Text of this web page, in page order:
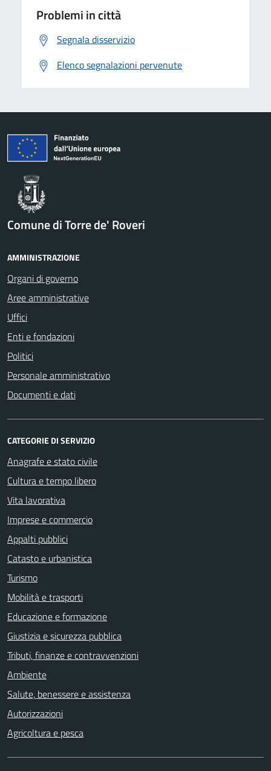
Problemi in città
Segnala disservizio
Elenco segnalazioni pervenute
Comune di Torre de' Roveri
AMMINISTRAZIONE
Organi di governo
Aree amministrative
Uffici
Enti e fondazioni
Politici
Personale amministrativo
Documenti e dati
CATEGORIE DI SERVIZIO
Anagrafe e stato civile
Cultura e tempo libero
Vita lavorativa
Imprese e commercio
Appalti pubblici
Catasto e urbanistica
Turismo
Mobilità e trasporti
Educazione e formazione
Giustizia e sicurezza pubblica
Tributi, finanze e contravvenzioni
Ambiente
Salute, benessere e assistenza
Autorizzazioni
Agricoltura e pesca